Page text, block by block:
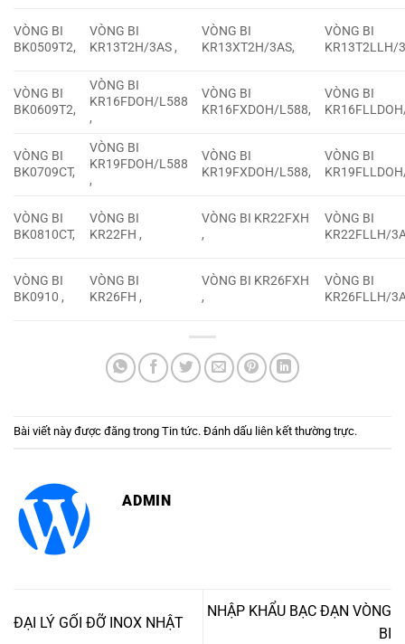
VÒNG BI
BK0509T2,
VÒNG BI
KR13T2H/3AS ,
VÒNG BI
KR13XT2H/3AS,
VÒNG BI
KR13T2LLH/
VÒNG BI
BK0609T2,
VÒNG BI
KR16FDOH/L588
,
VÒNG BI
KR16FXDOH/L588,
VÒNG BI
VÒNG BI
BK0709CT,
VÒNG BI
KR19FDOH/L588
,
VÒNG BI
KR19FXDOH/L588,
VÒNG BI
VÒNG BI
BK0810CT,
VÒNG BI
KR22FH ,
VÒNG BI KR22FXH
,
VÒNG BI
KR22FLLH/
VÒNG BI
BK0910 ,
VÒNG BI
KR26FH ,
VÒNG BI KR26FXH
,
VÒNG BI
KR26FLLH/
Bài viết này được đăng trong Tin tức. Đánh dấu liên kết thường trực.
ADMIN
ĐẠI LÝ GỐI ĐỠ INOX NHẬT
NHẬP KHẨU BẠC ĐẠN VÒNG
BI